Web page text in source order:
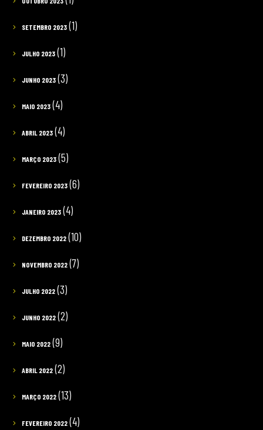
SETEMBRO 2023(1)
JULHO 2023(1)
JUNHO 2023(3)
MAIO 2023(4)
ABRIL 2023(4)
MARÇO 2023(5)
FEVEREIRO 2023(6)
JANEIRO 2023(4)
DEZEMBRO 2022(10)
NOVEMBRO 2022(7)
JULHO 2022(3)
JUNHO 2022(2)
MAIO 2022(9)
ABRIL 2022(2)
MARÇO 2022(13)
FEVEREIRO 2022(4)